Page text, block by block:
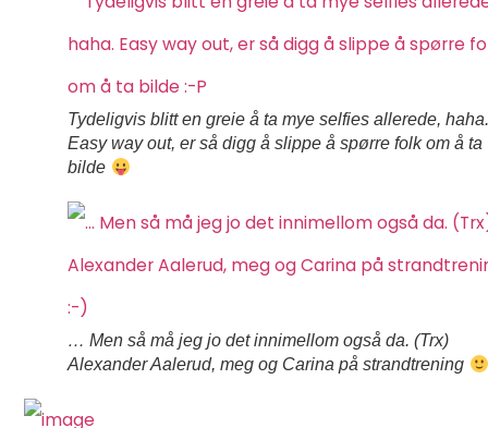
Tydeligvis blitt en greie å ta mye selfies allerede,
Easy way out, er så digg å slippe å spørre folk om å ta
bilde
… Men så må jeg jo det innimellom også da. (Trx)
Alexander Aalerud, meg og Carina på strandtrening